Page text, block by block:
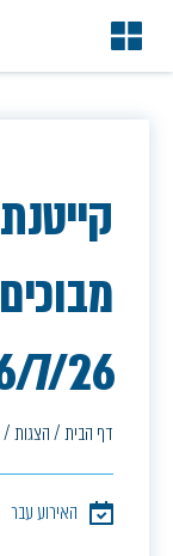
7/26
דף הבית/הצגות/
האירוע עבר